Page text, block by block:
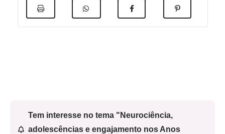
Tem interesse no tema "Neurociência,
adolescências e engajamento nos Anos